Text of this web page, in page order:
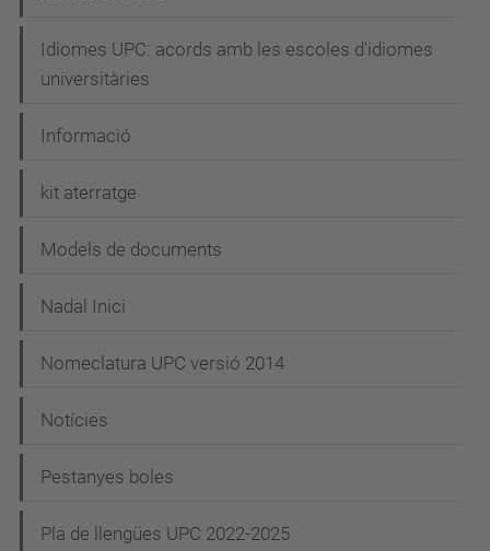
Idiomes UPC: acords amb les escoles d'idiomes
universitàries
Informació
kit aterratge
Models de documents
Nadal Inici
Nomeclatura UPC versió 2014
Notícies
Pestanyes boles
Pla de llengües UPC 2022-2025